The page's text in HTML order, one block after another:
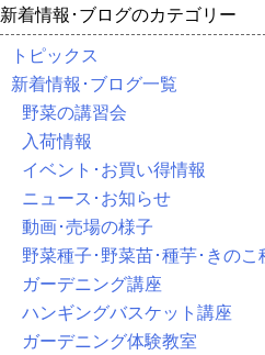
新着情報･ブログのカテゴリー
トピックス
新着情報･ブログ一覧
野菜の講習会
入荷情報
イベント･お買い得情報
ニュース･お知らせ
動画･売場の様子
野菜種子･野菜苗･種芋･きのこ
ガーデニング講座
ハンギングバスケット講座
ガーデニング体験教室